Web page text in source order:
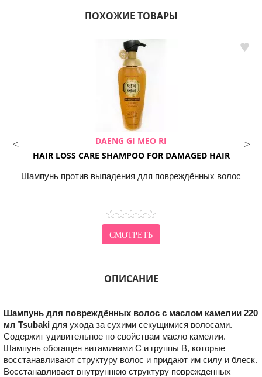
ПОХОЖИЕ ТОВАРЫ
DAENG GI MEO RI
HAIR LOSS CARE SHAMPOO FOR DAMAGED HAIR
Шампунь против выпадения для повреждённых волос
СМОТРЕТЬ
ОПИСАНИЕ
Шампунь для повреждённых волос с маслом камелии 220
мл Tsubaki для ухода за сухими секущимися волосами.
Содержит удивительное по свойствам масло камелии.
Шампунь обогащен витаминами С и группы В, которые
восстанавливают структуру волос и придают им силу и блеск.
Восстанавливает внутруннюю структуру поврежденных